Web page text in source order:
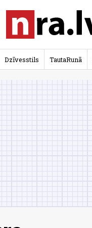
Dzīvesstils TautaRunā